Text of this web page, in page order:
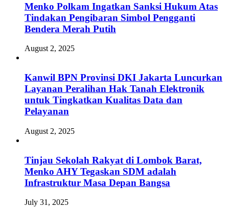
Menko Polkam Ingatkan Sanksi Hukum Atas
Tindakan Pengibaran Simbol Pengganti
Bendera Merah Putih
August 2, 2025
Kanwil BPN Provinsi DKI Jakarta Luncurkan
Layanan Peralihan Hak Tanah Elektronik
untuk Tingkatkan Kualitas Data dan
Pelayanan
August 2, 2025
Tinjau Sekolah Rakyat di Lombok Barat,
Menko AHY Tegaskan SDM adalah
Infrastruktur Masa Depan Bangsa
July 31, 2025